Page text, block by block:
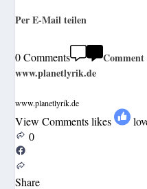
Per E-Mail teilen
0 Comments
Comment
www.planetlyrik.de
www.planetlyrik.de
View Comments likes
0
Share